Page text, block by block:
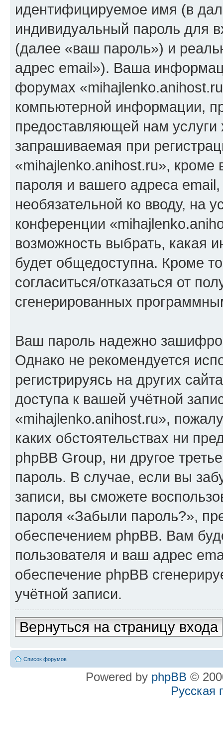
идентифицируемое имя (в
индивидуальный пароль для
(далее «ваш пароль») и
адрес email»). Ваша
форумах
компьютерной информации,
предоставляющей нам
запрашиваемая при
«mihajlenko.anihost.ru», кроме
пароля и вашего адреса
необязательной ко вводу, на
конференции
возможность выбрать, какая
будет общедоступна. Кроме
согласиться/отказаться от
сгенерированных
Ваш пароль надежно
Однако не рекомендуется
регистрируясь на других
доступа к вашей учётной
«mihajlenko.anihost.ru»,
каких обстоятельствах ни
phpBB Group, ни другое
пароль. В случае, если вы
записи, вы сможете
пароля «Забыли пароль?»,
обеспечением phpBB. Вам
пользователя и ваш адрес
обеспечение phpBB
учётной записи.
Вернуться на страницу входа
Список форумов
Powered by phpBB ©
Русская